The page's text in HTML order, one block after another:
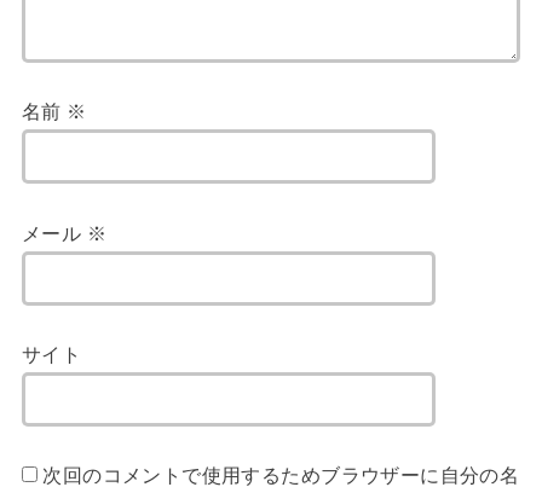
名前 ※
メール ※
サイト
次回のコメントで使用するためブラウザーに自分の名